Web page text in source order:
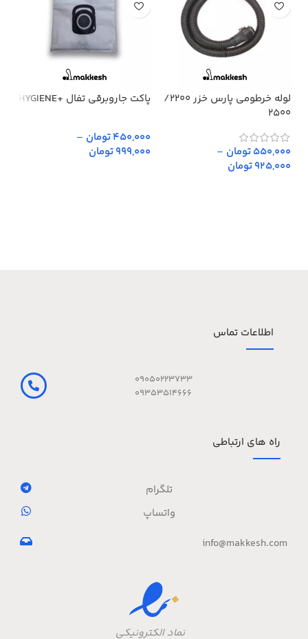
لوله خرطومی پارس خزر 2200/
2500
550,000 تومان
–
925,000 تومان
پاکت جاروبرقی تفال +HYGIENE
450,000 تومان
–
999,000 تومان
اطلاعات تماس
09050223733
09353514666
راه های ارتباطی
تلگرام
واتساپ
info@makkesh.com
نماد الکترونیکی